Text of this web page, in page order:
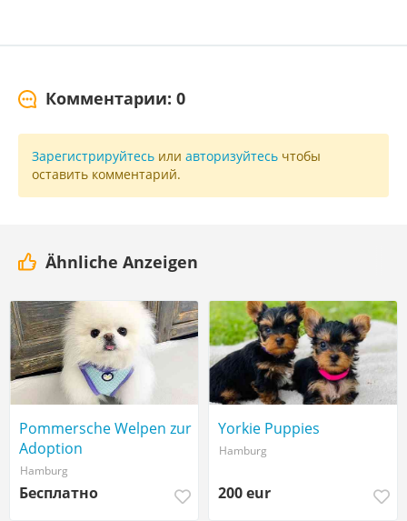
Комментарии: 0
Зарегистрируйтесь или авторизуйтесь чтобы
оставить комментарий.
Ähnliche Anzeigen
Pommersche Welpen zur
Adoption
Hamburg
Бесплатно
Yorkie Puppies
Hamburg
200 eur